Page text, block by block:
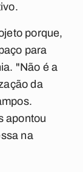
porque,
para
"Não é a
da
apontou
na